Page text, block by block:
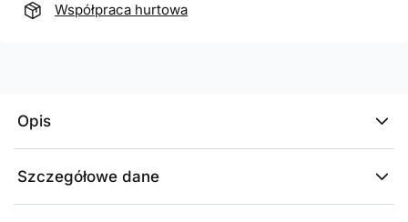
Współpraca hurtowa
Opis
Szczegółowe dane